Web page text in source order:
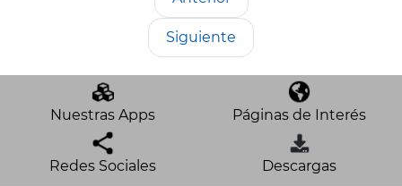
Siguiente
Nuestras Apps Páginas de Interés
Redes Sociales Descargas